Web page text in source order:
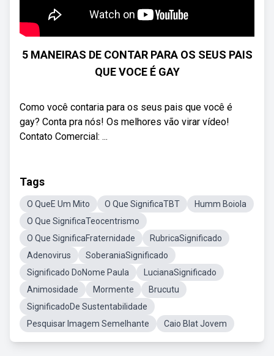
5 MANEIRAS DE CONTAR PARA OS SEUS PAIS
QUE VOCE É GAY
Como você contaria para os seus pais que você é
gay? Conta pra nós! Os melhores vão virar vídeo!
Contato Comercial: ...
Tags
O QueE Um Mito O Que SignificaTBT
Humm Boiola
O Que SignificaTeocentrismo
O Que SignificaFraternidade
RubricaSignificado
Adenovirus
SoberaniaSignificado
Significado DoNome Paula
LucianaSignificado
Animosidade
Mormente
Brucutu
SignificadoDe Sustentabilidade
Pesquisar Imagem Semelhante
Caio Blat Jovem